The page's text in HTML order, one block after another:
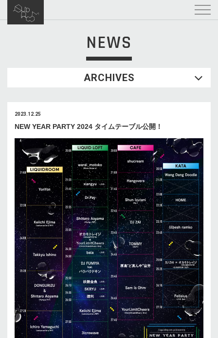
NEWS
ARCHIVES
2023.12.25
NEW YEAR PARTY 2024 タイムテーブル公開！